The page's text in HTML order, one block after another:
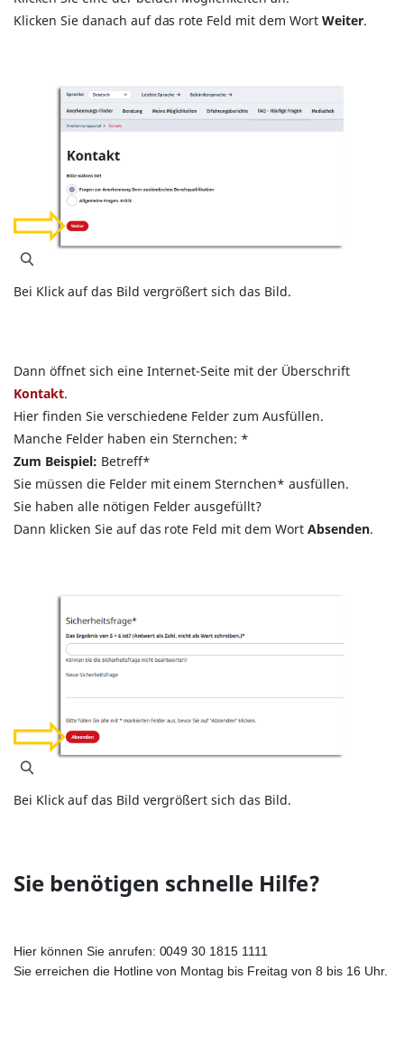
Klicken Sie danach auf das rote Feld mit dem Wort Weiter.
Bei Klick auf das Bild vergrößert sich das Bild.
Dann öffnet sich eine Internet-Seite mit der Überschrift
Kontakt.
Hier finden Sie verschiedene Felder zum Ausfüllen.
Manche Felder haben ein Sternchen: *
Zum Beispiel: Betreff*
Sie müssen die Felder mit einem Sternchen* ausfüllen.
Sie haben alle nötigen Felder ausgefüllt?
Dann klicken Sie auf das rote Feld mit dem WortAbsenden.
Bei Klick auf das Bild vergrößert sich das Bild.
Sie benötigen schnelle Hilfe?
Hier können Sie anrufen: 0049 30 1815 1111
Sie erreichen die Hotline von Montag bis Freitag von 8 bis 16 Uhr.